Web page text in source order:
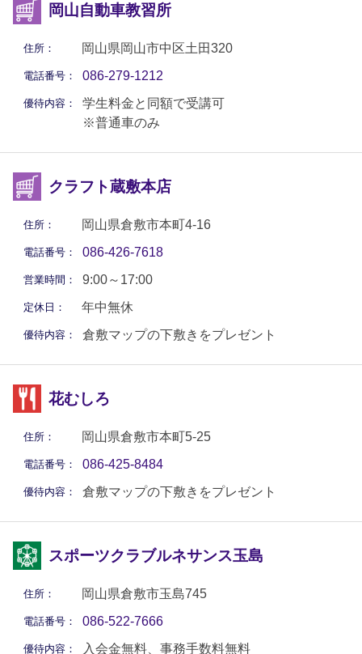
岡山自動車教習所
住所： 岡山県岡山市中区土田320
電話番号： 086-279-1212
優待内容：
学生料金と同額で受講可
※普通車のみ
クラフト蔵敷本店
住所： 岡山県倉敷市本町4-16
電話番号： 086-426-7618
営業時間： 9:00～17:00
定休日： 年中無休
優待内容： 倉敷マップの下敷きをプレゼント
花むしろ
住所： 岡山県倉敷市本町5-25
電話番号： 086-425-8484
優待内容： 倉敷マップの下敷きをプレゼント
スポーツクラブルネサンス玉島
住所： 岡山県倉敷市玉島745
電話番号： 086-522-7666
優待内容： 入会金無料、事務手数料無料